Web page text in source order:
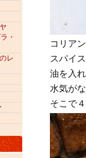
コリア
スパイ
油を入
水気が
そこで
・
レ